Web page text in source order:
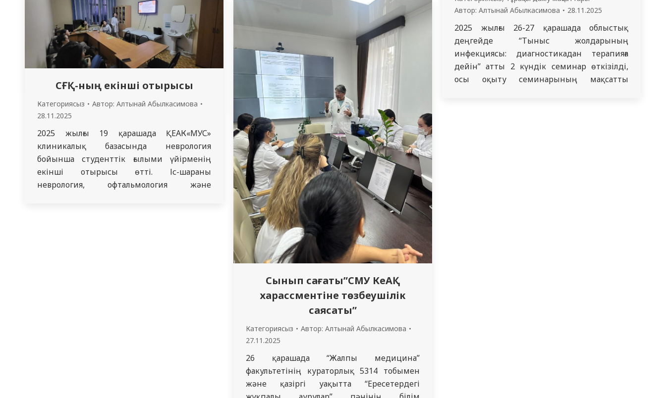
Кездесу тақырыбы — «Клиникалық
тәжірибеде шұғыл жағдайлар». Студенттер…
екі команда таныстырады. Аталған жарыс
екінші жыл өткізіліп келетінімен, күннен-
күнге танымалдығы артып келеді.
Біріншілік желтоқсан айының ортасына
дейін жалғасып,…
Автор: Алтынай Абылкасимова 28.11.2025
2025 жылғы 26-27 қарашада облыстық
деңгейде “Тыныс жолдарының
инфекциясы: диагностикадан терапияға
дейін” атты 2 күндік семинар өткізілді,
осы оқыту семинарының мақсатты
СҒҚ-ның екінші отырысы
Категориясыз Автор: Алтынай Абылкасимова
28.11.2025
2025 жылғы 19 қарашада ҚЕАК«МУС»
клиникалық базасында неврология
бойынша студенттік ғылыми үйірменің
екінші отырысы өтті. Іс-шараны
неврология, офтальмология және
Сынып сағаты”СМУ КеАҚ
харассментіне төзбеушілік
саясаты”
Категориясыз Автор: Алтынай Абылкасимова
27.11.2025
26 қарашада “Жалпы медицина”
факультетінің кураторлық 5314 тобымен
және қазіргі уақытта “Ересетердегі